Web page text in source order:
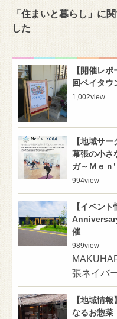
「住まいと暮らし」に
した
【開催レ
回ベイタウ
1,002view
【地域サ
幕張の小さ
ガ～Ｍｅｎ
994view
【イベン
催
989view
張ネイバ
【地域情
なるお惣菜